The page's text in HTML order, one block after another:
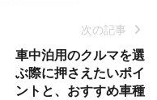
次の記事
車中泊用のクルマを選
ぶ際に押さえたいポイ
ントと、おすすめ車種